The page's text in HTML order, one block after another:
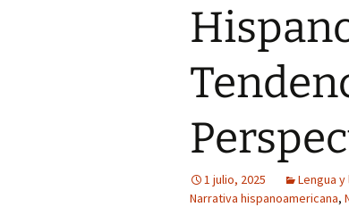
1 julio, 2025 Lengua
Narrativa hispanoamericana,